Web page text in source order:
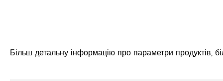
Більш детальну інформацію про параметри продуктів,